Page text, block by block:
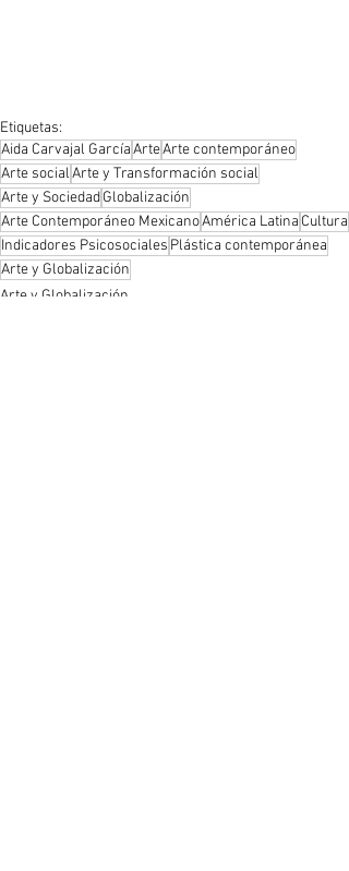
Etiquetas:
Aida Carvajal GarcíaArteArte contemporáneo
Arte socialArte y Transformación social
Arte y SociedadGlobalización
Arte Contemporáneo MexicanoAmérica Latina Cultura
Indicadores Psicosociales Plástica contemporánea
Arte y Globalización
Arte y Globalización